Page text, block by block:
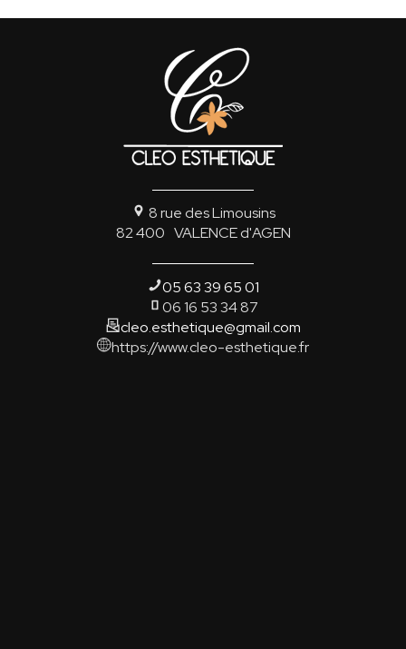
8 rue des Limousins
82 400 VALENCE d'AGEN
05 63 39 65 01
06 16 53 34 87
cleo.esthetique@gmail.com
https://www.cleo-esthetique.fr